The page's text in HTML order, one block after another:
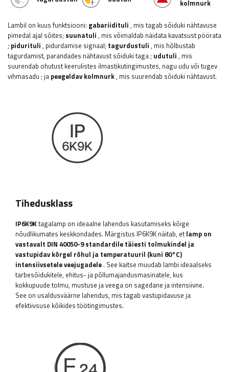
kolmnurk
Lambil on kuus funktsiooni: gabariidituli , mis tagab sõiduki nähtavuse
pimedal ajal sõites; suunatuli , mis võimaldab näidata kavatsust pöörata
; pidurituli , pidurdamise signaal; tagurdustuli , mis hõlbustab
tagurdamist, parandades nähtavust sõiduki taga; udutuli , mis
suurendab ohutust keerulistes ilmastikutingimustes, nagu udu või tugev
vihmasadu ; ja peegeldav kolmnurk, mis suurendab sõiduki nähtavust.
Tihedusklass
IP6K9Ktagalamp on ideaalne lahendus kasutamiseks kõige
nõudlikumates keskkondades. Märgistus IP6K9K näitab, etlamp on
vastavalt DIN 40050-9 standardile täiesti tolmukindel ja
vastupidav kõrgel rõhul ja temperatuuril (kuni 80°C)
intensiivsetele veejugadele . See kaitse muudab lambi ideaalseks
tarbesõidukitele, ehitus- ja põllumajandusmasinatele, kus
kokkupuude tolmu, mustuse ja veega on sagedane ja intensiivne.
See on usaldusväärne lahendus, mis tagab vastupidavuse ja
efektiivsuse kõikides töötingimustes.